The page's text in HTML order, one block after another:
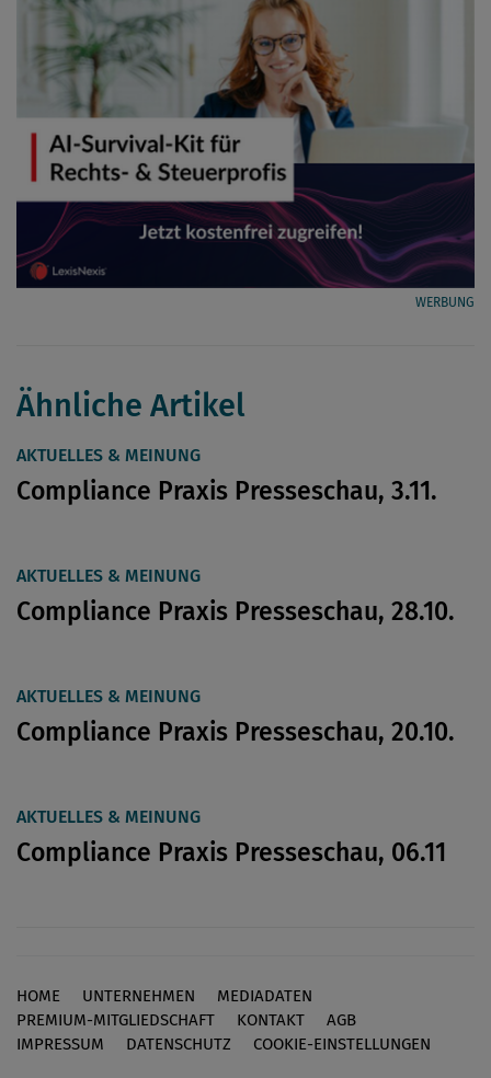
WERBUNG
Ähnliche Artikel
AKTUELLES & MEINUNG
Compliance Praxis Presseschau, 3.11.
AKTUELLES & MEINUNG
Compliance Praxis Presseschau, 28.10.
AKTUELLES & MEINUNG
Compliance Praxis Presseschau, 20.10.
AKTUELLES & MEINUNG
Compliance Praxis Presseschau, 06.11
Footer
HOME UNTERNEHMEN
MEDIADATEN
PREMIUM-MITGLIEDSCHAFT
KONTAKT
AGB
IMPRESSUM
DATENSCHUTZ COOKIE-EINSTELLUNGEN